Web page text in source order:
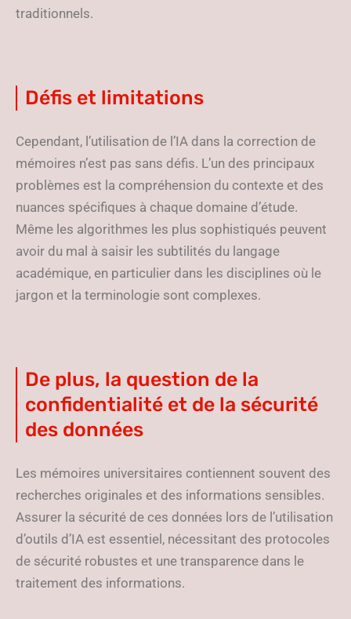
traditionnels.
Défis et limitations
Cependant, l’utilisation de l’IA dans la correction de
mémoires n’est pas sans défis. L’un des principaux
problèmes est la compréhension du contexte et des
nuances spécifiques à chaque domaine d’étude.
Même les algorithmes les plus sophistiqués peuvent
avoir du mal à saisir les subtilités du langage
académique, en particulier dans les disciplines où le
jargon et la terminologie sont complexes.
De plus, la question de la
confidentialité et de la sécurité
des données
Les mémoires universitaires contiennent souvent des
recherches originales et des informations sensibles.
Assurer la sécurité de ces données lors de l’utilisation
d’outils d’IA est essentiel, nécessitant des protocoles
de sécurité robustes et une transparence dans le
traitement des informations.